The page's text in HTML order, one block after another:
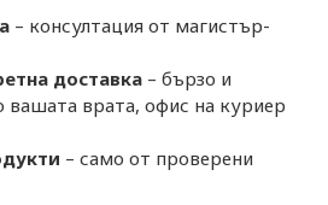
– консултация от магистър-
доставка – бързо и
вашата врата, офис на куриер
– само от проверени